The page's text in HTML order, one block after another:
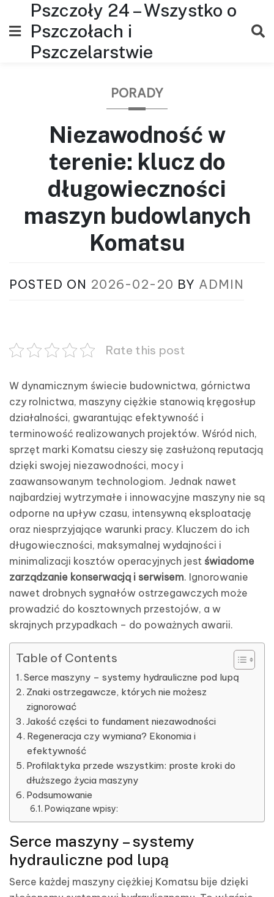
content
Pszczoły 24 – Wszystko o
Pszczołach i
Pszczelarstwie
PORADY
Niezawodność w
terenie: klucz do
długowieczności
maszyn budowlanych
Komatsu
POSTED ON 2026-02-20 BY ADMIN
Rate this post
W dynamicznym świecie budownictwa, górnictwa
czy rolnictwa, maszyny ciężkie stanowią kręgosłup
działalności, gwarantując efektywność i
terminowość realizowanych projektów. Wśród nich,
sprzęt marki Komatsu cieszy się zasłużoną reputacją
dzięki swojej niezawodności, mocy i
zaawansowanym technologiom. Jednak nawet
najbardziej wytrzymałe i innowacyjne maszyny nie są
odporne na upływ czasu, intensywną eksploatację
oraz niesprzyjające warunki pracy. Kluczem do ich
długowieczności, maksymalnej wydajności i
minimalizacji kosztów operacyjnych jest świadome
zarządzanie konserwacją i serwisem. Ignorowanie
nawet drobnych sygnałów ostrzegawczych może
prowadzić do kosztownych przestojów, a w
skrajnych przypadkach – do poważnych awarii.
Table of Contents
Serce maszyny – systemy hydrauliczne pod lupą
Znaki ostrzegawcze, których nie możesz
zignorować
Jakość części to fundament niezawodności
Regeneracja czy wymiana? Ekonomia i
efektywność
Profilaktyka przede wszystkim: proste kroki do
dłuższego życia maszyny
Podsumowanie
Powiązane wpisy:
Serce maszyny – systemy
hydrauliczne pod lupą
Serce każdej maszyny ciężkiej Komatsu bije dzięki